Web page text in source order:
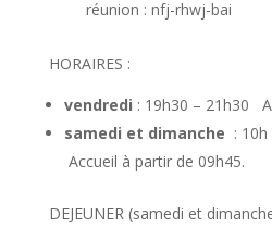
réunion : nfj-rhwj-bai
HORAIRES :
vendredi : 19h30 – 21h30
samedi et dimanche :
Accueil à partir de 09h45.
DEJEUNER (samedi et